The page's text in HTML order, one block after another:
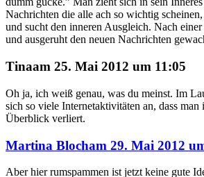
Nachrichten die alle ach so wichtig
und sucht den inneren Ausgleich. Nach
und ausgeruht den neuen Nachrichten
Tinasagte
am 25. Mai 2012 um 11:05
Oh ja, ich weiß genau, was du meinst. Im
sich so viele Internetaktivitäten an, dass man
Überblick verliert.
Martina Blochsagte
am 29. Mai 2012
Aber hier rumspammen ist jetzt keine gute